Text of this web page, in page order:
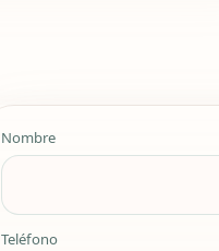
Nombre
Teléfono